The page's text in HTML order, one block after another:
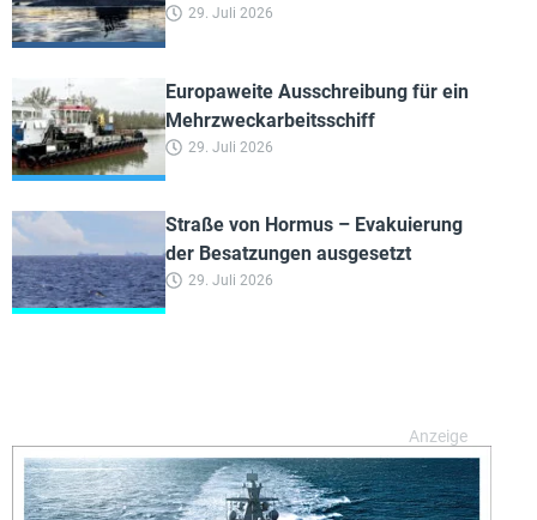
29. Juli 2026
Europaweite Ausschreibung für ein
Mehrzweckarbeitsschiff
29. Juli 2026
Straße von Hormus – Evakuierung
der Besatzungen ausgesetzt
29. Juli 2026